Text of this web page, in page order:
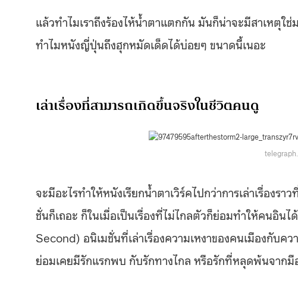
แล้วทำไมเราถึงร้องไห้น้ำตาแตกกัน มันก็น่าจะมีสาเหตุใช่
ทำไมหนังญี่ปุ่นถึงฮุกหมัดเด็ดได้บ่อยๆ ขนาดนี้เนอะ
เล่าเรื่องที่สามารถเกิดขึ้นจริงในชีวิตคนดู
จะมีอะไรทำให้หนังเรียกน้ำตาเวิร์คไปกว่าการเล่าเรื่องร
ชั่นก็เถอะ ก็ในเมื่อเป็นเรื่องที่ไม่ไกลตัวก็ย่อมทำให้คนอินได้
Second) อนิเมชั่นที่เล่าเรื่องความเหงาของคนเมืองกับ
ย่อมเคยมีรักแรกพบ กับรักทางไกล หรือรักที่หลุดพ้นจากมื